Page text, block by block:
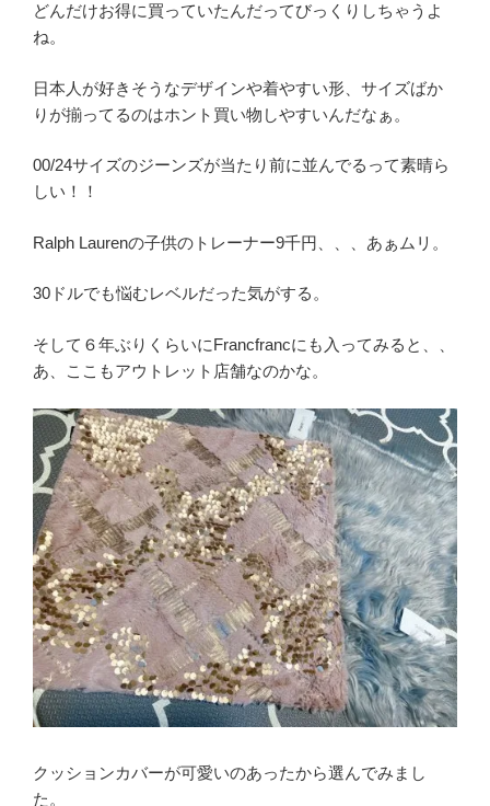
どんだけお得に買っていたんだってびっくりしちゃうよ
ね。
日本人が好きそうなデザインや着やすい形、サイズばか
りが揃ってるのはホント買い物しやすいんだなぁ。
00/24サイズのジーンズが当たり前に並んでるって素晴ら
しい！！
Ralph Laurenの子供のトレーナー9千円、、、あぁムリ。
30ドルでも悩むレベルだった気がする。
そして６年ぶりくらいにFrancfrancにも入ってみると、、
あ、ここもアウトレット店舗なのかな。
クッションカバーが可愛いのあったから選んでみまし
た。